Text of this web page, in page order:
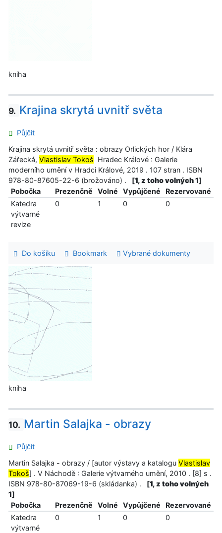
kniha
9. Krajina skrytá uvnitř světa
Půjčit
Krajina skrytá uvnitř světa : obrazy Orlických hor / Klára
Zářecká, Vlastislav Tokoš Hradec Králové : Galerie
moderního umění v Hradci Králové, 2019 . 107 stran . ISBN
978-80-87605-22-6 (brožováno) .
[1, z toho volných 1]
Pobočka
Prezenčně Volné Vypůjčené
Rezervované
Katedra
výtvarné
revize
0 1 0 0
Do košíku Bookmark Vybrané dokumenty
kniha
10. Martin Salajka - obrazy
Půjčit
Martin Salajka - obrazy / [autor výstavy a katalogu Vlastislav
Tokoš] . V Náchodě : Galerie výtvarného umění, 2010 . [8] s .
ISBN 978-80-87069-19-6 (skládanka) .
[1, z toho volných
1]
Pobočka
Prezenčně Volné Vypůjčené
Rezervované
Katedra
výtvarné
0 1 0 0